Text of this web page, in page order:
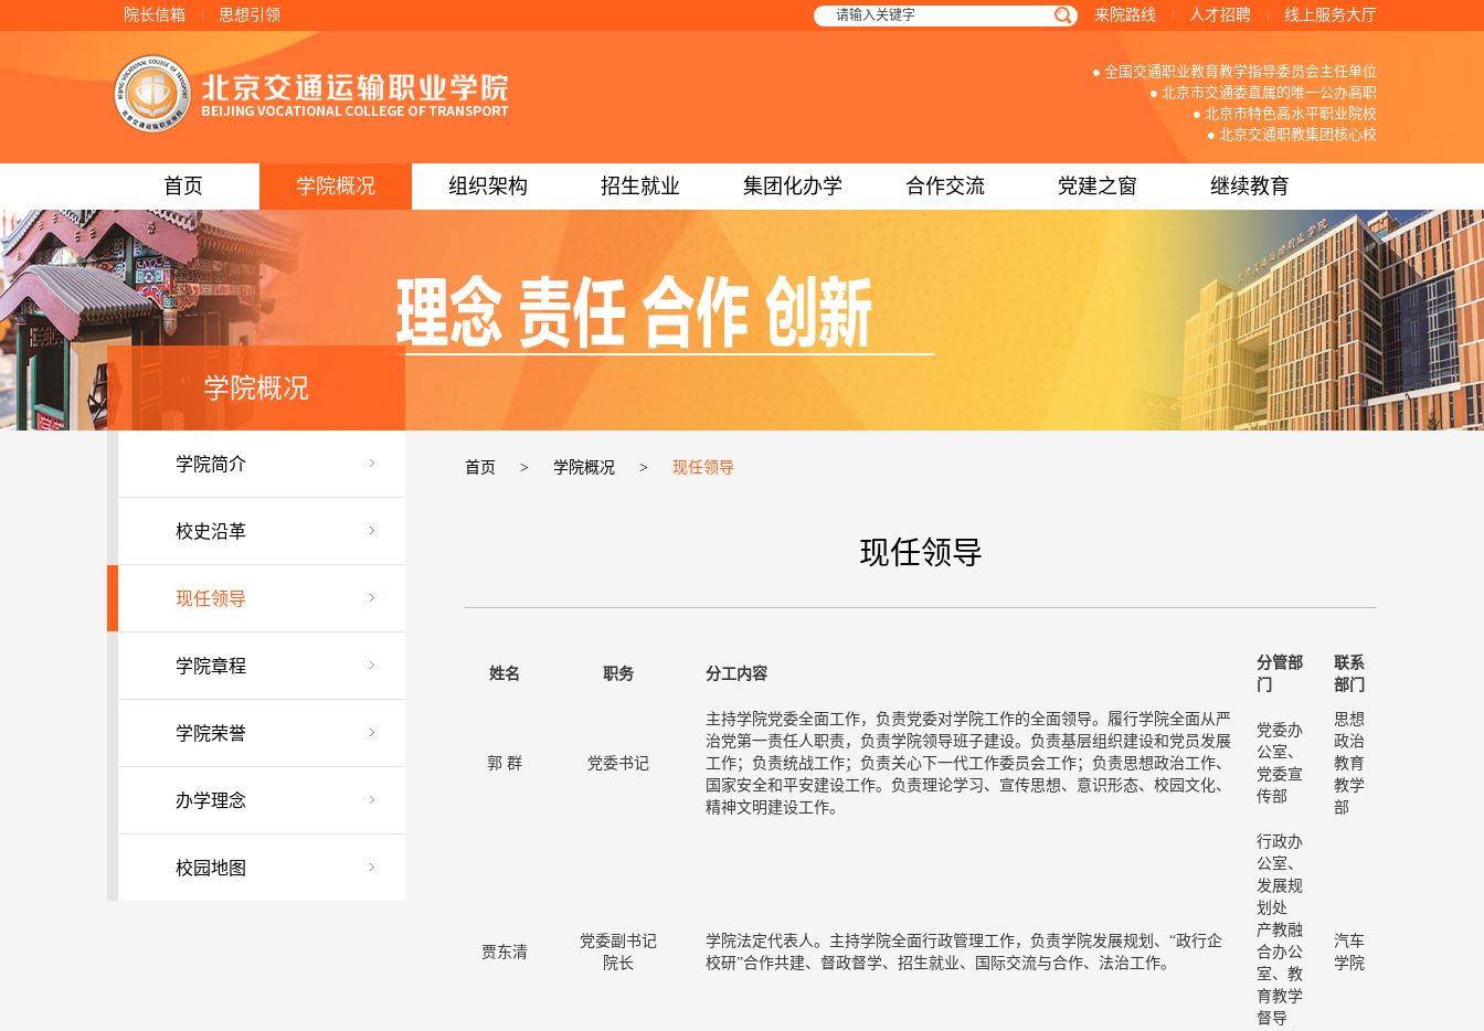
院长信箱 思想引领 来院路线 人才招聘 线上服务大厅
● 全国交通职业教育教学指导委员会主任单位
● 北京市交通委直属的唯一公办高职
● 北京市特色高水平职业院校
● 北京交通职教集团核心校
首页 学院概况 组织架构 招生就业 集团化办学 合作交流 党建之窗 继续教育
学院概况
学院简介
校史沿革
现任领导
学院章程
学院荣誉
办学理念
校园地图
首页 > 学院概况 > 现任领导
现任领导
姓名 职务 分工内容
分管部
门
联系
部门
郭 群 党委书记
主持学院党委全面工作，负责党委对学院工作的全面领导。履行学院全面从严
治党第一责任人职责，负责学院领导班子建设。负责基层组织建设和党员发展
工作；负责统战工作；负责关心下一代工作委员会工作；负责思想政治工作、
国家安全和平安建设工作。负责理论学习、宣传思想、意识形态、校园文化、
精神文明建设工作。
党委办
公室、
党委宣
传部
思想
政治
教育
教学
部
贾东清
党委副书记
院长
学院法定代表人。主持学院全面行政管理工作，负责学院发展规划、“政行企
校研”合作共建、督政督学、招生就业、国际交流与合作、法治工作。
行政办
公室、
发展规
划处
产教融
合办公
室、教
育教学
督导
汽车
学院